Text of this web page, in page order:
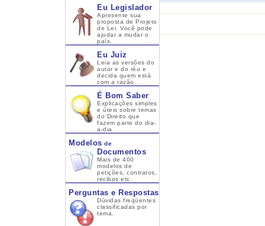
Eu Legislador
Apresente sua
proposta de Projeto
de Lei. Você pode
ajudar a mudar o
país.
Eu Juiz
Leia as versões do
autor e do réu e
decida quem está
com a razão.
É Bom Saber
Explicações simples
e úteis sobre temas
do Direito que
fazem parte do dia-
a-dia
Modelos de
Documentos
Mais de 400
modelos de
petições, contratos,
recibos etc
Perguntas e Respostas
Dúvidas freqüentes
classificadas por
tema.